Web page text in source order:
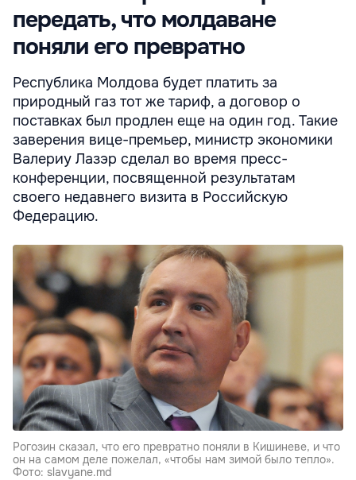
передать, что молдаване
поняли его превратно
Республика Молдова будет платить за
природный газ тот же тариф, а договор о
поставках был продлен еще на один год. Такие
заверения вице-премьер, министр экономики
Валериу Лазэр сделал во время пресс-
конференции, посвященной результатам
своего недавнего визита в Российскую
Федерацию.
Рогозин сказал, что его превратно поняли в Кишиневе, и что
он на самом деле пожелал, «чтобы нам зимой было тепло».
Фото: slavyane.md